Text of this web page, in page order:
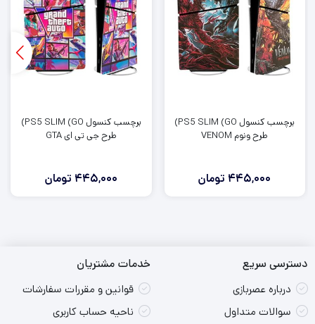
برچسب کنسول PS5 SLIM (GO)
طرح ونوم VENOM
445,000 تومان
برچسب کنسول PS5 SLIM (GO)
طرح جی تی ای GTA
445,000 تومان
دسترسی سریع
درباره عصربازی
سوالات متداول
خدمات مشتریان
قوانین و مقررات سفارشات
ناحیه حساب کاربری